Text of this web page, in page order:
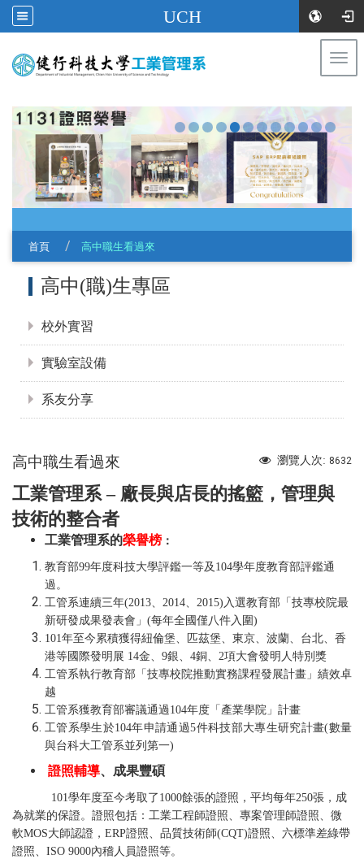
UCH
首頁 高中職生看過來
高中(職)生專區
校外實習
實驗室設備
系友分享
瀏覽人次: 8632
高中職生看過來
工業管理系 – 廠長與店長的搖籃，管理與
技術的整合者
工業管理系的榮譽榜 ：
教育部99年度科技大學評鑑一等及104學年度教育部評鑑通
過。
工管系連續三年(2013、2014、2015)入選教育部「技專校院最
新研發成果發表會」(每年全國僅八件入圍)
101年至今累積獲得紐倫堡、匹茲堡、東京、波蘭、台北、香
港等國際發明展 14金、9銀、4銅、2項大會發明人特別獎
工管系執行教育部「技專校院推動實務課程發展計畫」績效卓
越
工管系獲教育部審議通過104年度「產業學院」計畫
工管系學生於104年申請通過5件科技部大專生研究計畫(數量
與台科大工管系並列第一)
證照輔導、成果豐碩
101學年度至今考取了1000餘張的證照，平均每年250張，成
為就業的保證。證照包括：工業工程師證照、專案管理師證照、微
軟MOS大師認證，ERP證照、品質技術師(CQT)證照、六標準差綠帶
證照、ISO 9000內稽人員證照等。